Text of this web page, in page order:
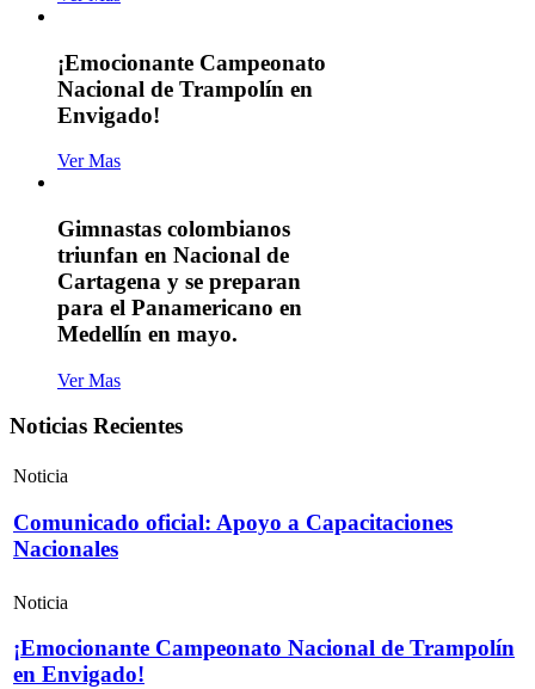
¡Emocionante Campeonato
Nacional de Trampolín en
Envigado!
Ver Mas
Gimnastas colombianos
triunfan en Nacional de
Cartagena y se preparan
para el Panamericano en
Medellín en mayo.
Ver Mas
Noticias Recientes
Noticia
Comunicado oficial: Apoyo a Capacitaciones
Nacionales
Noticia
¡Emocionante Campeonato Nacional de Trampolín
en Envigado!